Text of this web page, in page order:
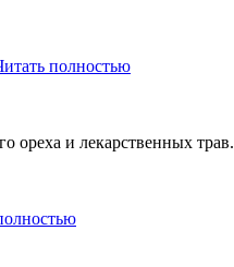
полностью
ореха и лекарственных трав.